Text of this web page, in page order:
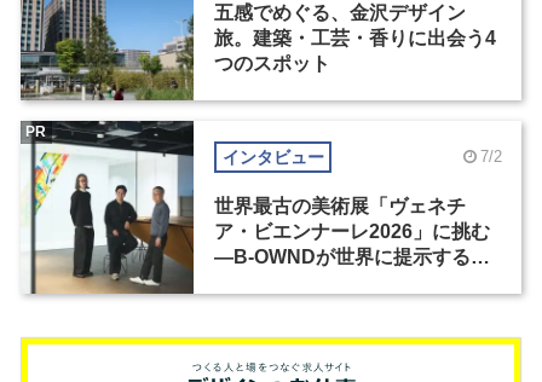
五感でめぐる、金沢デザイン
旅。建築・工芸・香りに出会う4
つのスポット
インタビュー 7/2
世界最古の美術展「ヴェネチ
ア・ビエンナーレ2026」に挑む
―B-OWNDが世界に提示する美
PR